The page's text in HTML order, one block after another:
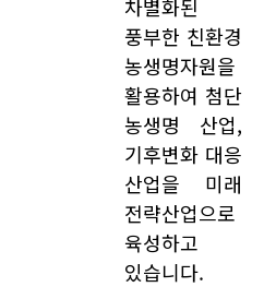
차별화된
풍부한 친환경
농생명자원을
활용하여 첨단
농생명 산업,
기후변화 대응
산업을 미래
전략산업으로
육성하고
있습니다.